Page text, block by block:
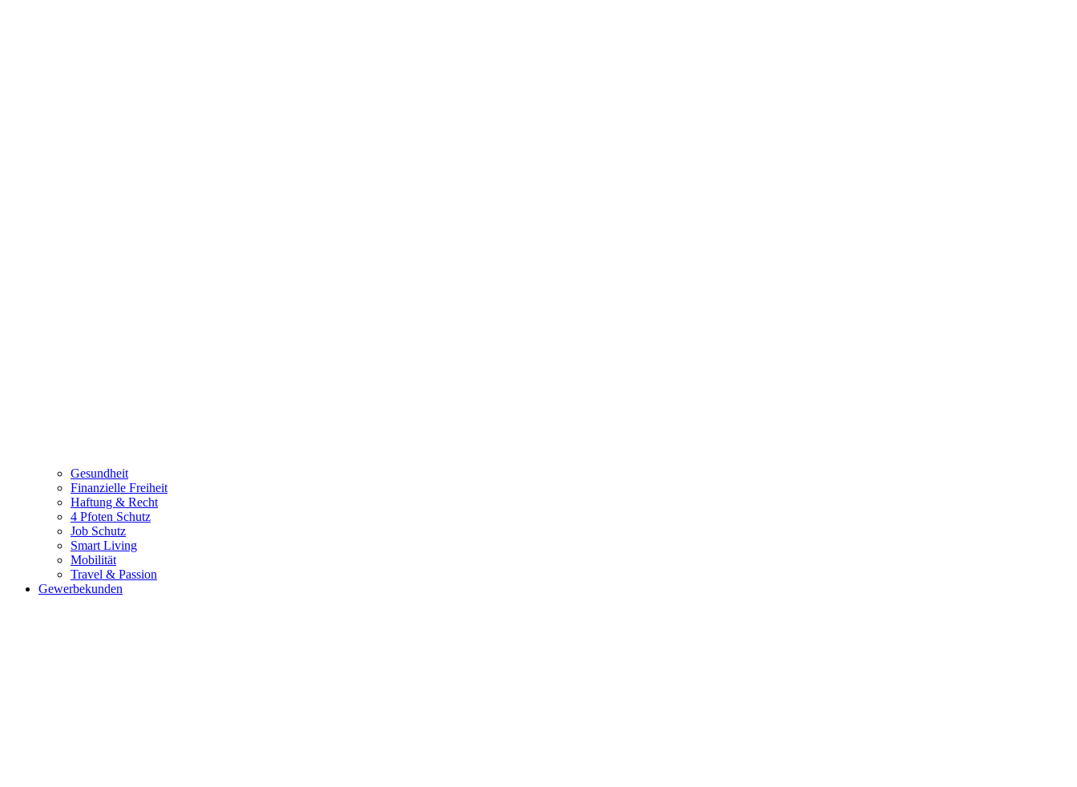
Gesundheit
Finanzielle Freiheit
Haftung & Recht
4 Pfoten Schutz
Job Schutz
Smart Living
Mobilität
Travel & Passion
Gewerbekunden